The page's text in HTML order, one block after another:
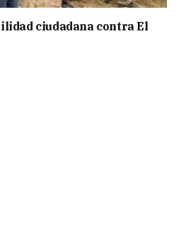
ciudadana contra El